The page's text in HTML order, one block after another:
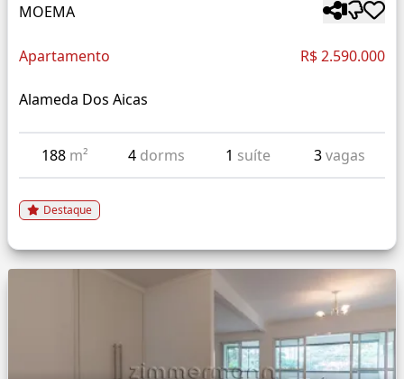
MOEMA
Apartamento R$ 2.590.000
Alameda Dos Aicas
188 m² 4 dorms 1 suíte 3vagas
Destaque